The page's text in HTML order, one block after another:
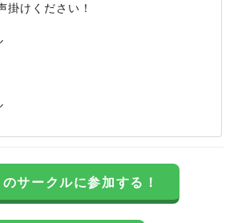
掛けください！
のサークルに参加する！